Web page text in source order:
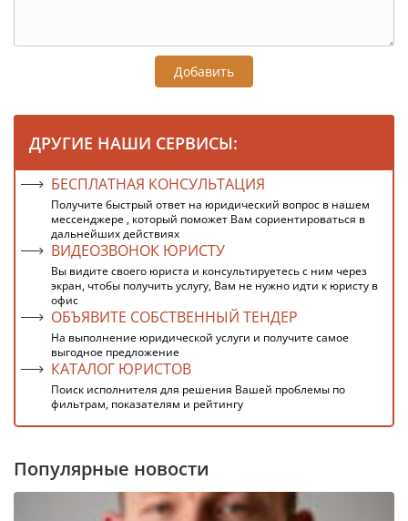
Добавить
ДРУГИЕ НАШИ СЕРВИСЫ:
БЕСПЛАТНАЯ КОНСУЛЬТАЦИЯ
Получите быстрый ответ на юридический вопрос в нашем
мессенджере , который поможет Вам сориентироваться в
дальнейших действиях
ВИДЕОЗВОНОК ЮРИСТУ
Вы видите своего юриста и консультируетесь с ним через
экран, чтобы получить услугу, Вам не нужно идти к юристу в
офис
ОБЪЯВИТЕ СОБСТВЕННЫЙ ТЕНДЕР
На выполнение юридической услуги и получите самое
выгодное предложение
КАТАЛОГ ЮРИСТОВ
Поиск исполнителя для решения Вашей проблемы по
фильтрам, показателям и рейтингу
Популярные новости